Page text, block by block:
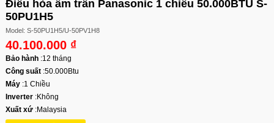
Điều hòa âm trần Panasonic 1 chiều 50.000BTU S-
50PU1H5
Model: S-50PU1H5/U-50PV1H8
40.100.000 ₫
Bảo hành :12 tháng
Công suất :50.000Btu
Máy :1 Chiều
Inverter :Không
Xuất xứ :Malaysia